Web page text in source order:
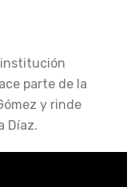
institución
parte de la
y rinde
Díaz.